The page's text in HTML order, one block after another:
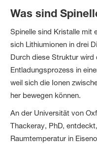
Was sind
Spinelle sind Kristalle mit
sich Lithiumionen in drei
Durch diese Struktur wird
Entladungsprozess in
weil sich die Ionen
her bewegen können.
An der Universität von
Thackeray, PhD,
Raumtemperatur in